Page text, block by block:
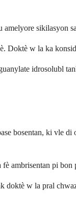
sikilasyon
Doktè w la ka
idrosolubl
bosentan, ki vle
ambrisentan pi bon
doktè w la pral